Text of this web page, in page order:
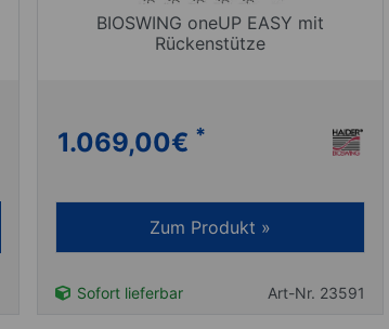
BIOSWING oneUP EASY mit
Rückenstütze
1.069,00€ *
Zum Produkt »
Sofort lieferbar Art-Nr. 23591